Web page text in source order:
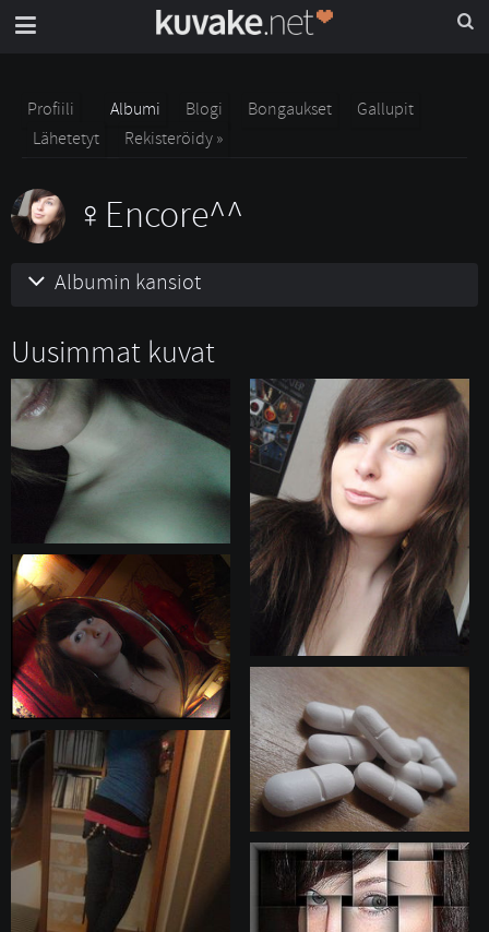
Profiili Albumi Blogi Bongaukset
Gallupit
Lähetetyt
Rekisteröidy »
Encore^^
Albumin kansiot
Uusimmat kuvat